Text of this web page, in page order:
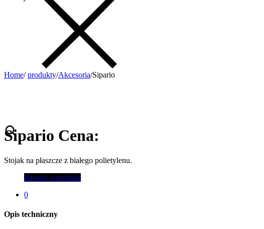
Home/ produkty/Akcesoria/Sipario
Sipario Cena:
Stojak na płaszcze z białego polietylenu.
Zapytaj o produkt
0
Opis techniczny